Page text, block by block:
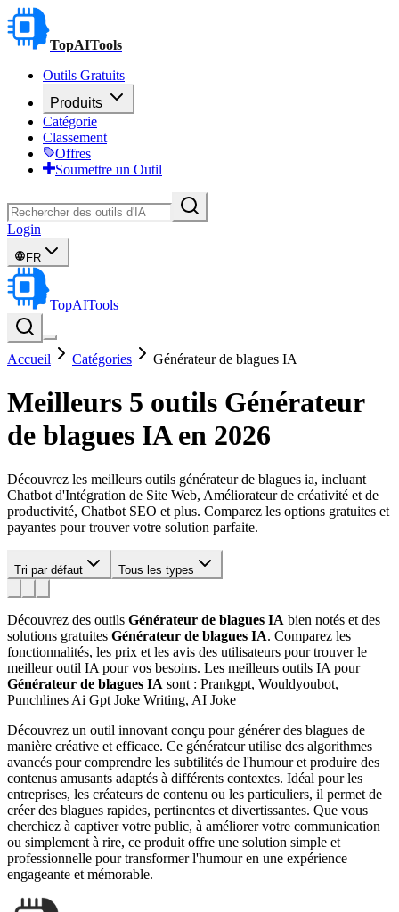
TopAITools
Outils Gratuits
Produits
Catégorie
Classement
Offres
Soumettre un Outil
Login
FR
TopAITools
Accueil Catégories Générateur de blagues IA
Meilleurs 5 outils Générateur
de blagues IAen 2026
Découvrez les meilleurs outils générateur de blagues ia, incluant
Chatbot d'Intégration de Site Web, Améliorateur de créativité et de
productivité, Chatbot SEO et plus. Comparez les options gratuites et
payantes pour trouver votre solution parfaite.
Tri par défaut Tous les types
Découvrez des outils Générateur de blagues IA bien notés et des
solutions gratuites Générateur de blagues IA. Comparez les
fonctionnalités, les prix et les avis des utilisateurs pour trouver le
meilleur outil IA pour vos besoins. Les meilleurs outils IA pour
Générateur de blagues IA sont : Prankgpt, Wouldyoubot,
Punchlines Ai Gpt Joke Writing, AI Joke
Découvrez un outil innovant conçu pour générer des blagues de
manière créative et efficace. Ce générateur utilise des algorithmes
avancés pour comprendre les subtilités de l'humour et produire des
contenus amusants adaptés à différents contextes. Idéal pour les
entreprises, les créateurs de contenu ou les particuliers, il permet de
créer des blagues rapides, pertinentes et divertissantes. Que vous
cherchiez à captiver votre public, à améliorer votre communication
ou simplement à rire, ce produit offre une solution simple et
professionnelle pour transformer l'humour en une expérience
engageante et mémorable.